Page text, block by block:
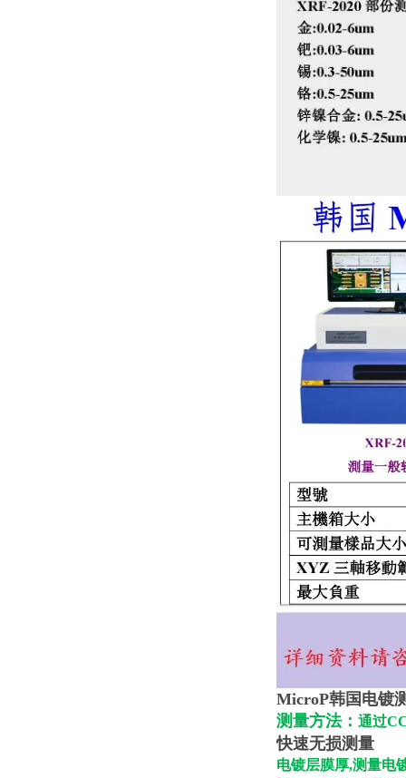
MicroP韩国电镀
测量方法： 通过
快速无损测量
电镀层膜厚,测量电